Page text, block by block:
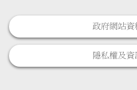
政府網站
隱私權及